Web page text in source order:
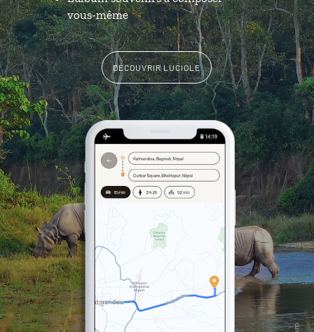
vous-même
DÉCOUVRIR LUCIOLE